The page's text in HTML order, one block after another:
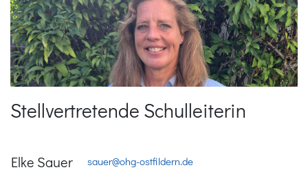
Stellvertretende Schulleiterin
Elke Sauer sauer@ohg-ostfildern.de